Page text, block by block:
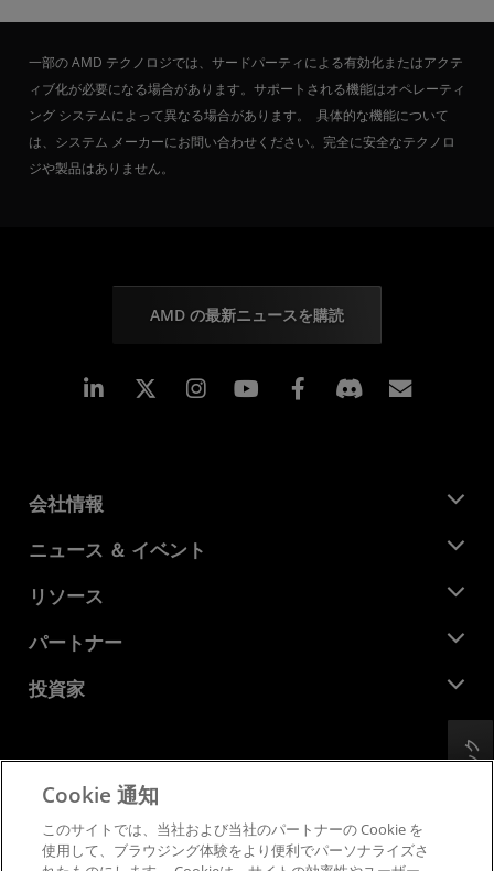
一部の AMD テクノロジでは、サードパーティによる有効化またはアクテ
ィブ化が必要になる場合があります。サポートされる機能はオペレーティ
ング システムによって異なる場合があります。 具体的な機能について
は、システム メーカーにお問い合わせください。完全に安全なテクノロ
ジや製品はありません。
AMD の最新ニュースを購読
Linkedin Instagram Facebook
会社情報
AMD について
企業責任
キャリア
お問い合わせ
ニュース ＆ イベント
ニュースルーム
メディア ライブラリ
リソース
デベロッパー セントラル
ケース スタディ
パートナー
AMD パートナー ハブ
投資家
財務情報
取締役会
SEC 提出書類
プライバシー
商標
フィードバック
Cookie 通知
このサイトでは、当社および当社のパートナーの Cookie を
使用して、ブラウジング体験をより便利でパーソナライズさ